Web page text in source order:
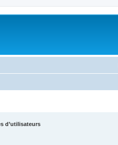
d’utilisateurs